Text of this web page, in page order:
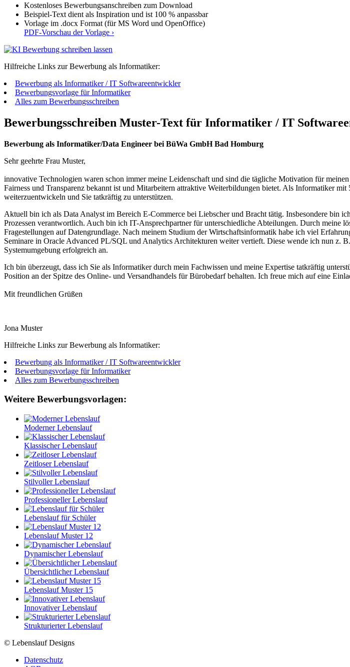
Kostenloses Bewerbungsanschreiben zum Download
Beispiel-Text dient als Inspiration und ist 100 % anpassbar
Vorlage im .docx Format (für MS Word und OpenOffice)
PDF-Vorschau der Vorlage ›
Hilfreiche Links zur Bewerbung als Informatiker:
Bewerbung als Informatiker / IT Softwareentwickler
Bewerbungsvorlage für Informatiker
Alles zum Bewerbungsschreiben
Bewerbungsschreiben Muster-Text für Informatiker / IT
Bewerbung als Informatiker/Data Engineer bei BüWa GmbH Bad Homburg
Sehr geehrte Frau Muster,
innovative Technologien waren schon immer meine Leidenschaft und sind die tägliche Motivation für
Fairness und Transparenz bekannt ist und Mitarbeitern attraktive Weiterbildungen bietet. Als Informatiker
weiterzuentwickeln und Sie tatkräftig zu unterstützen.
Aktuell bin ich als Data Analyst im Bereich E-Commerce bei Liebscher und Bracht tätig. Insbesondere bin
Prozessen verantwortlich. Auch bin ich IT-Ansprechpartner für unterschiedliche Abteilungen. Durch meine
Fragestellungen auf Datengrundlage. Nach meinem Studium der Wirtschaftsinformatik habe ich viel
Seminare in Oracle Advanced PL/SQL und Analytics Architekturen weiter vertieft. Diese wende ich nun
Systemumgebung erfolgreich an.
Ich bin überzeugt, dass ich Sie als Informatiker durch mein Fachwissen und meine Expertise tatkräftig
Position an der Spitze des Online- und Versandhandels für Bürobedarf behalten. Ich freue mich auf eine
Mit freundlichen Grüßen
Jona Muster
Hilfreiche Links zur Bewerbung als Informatiker:
Bewerbung als Informatiker / IT Softwareentwickler
Bewerbungsvorlage für Informatiker
Alles zum Bewerbungsschreiben
Weitere Bewerbungsvorlagen:
Moderner Lebenslauf
Klassischer Lebenslauf
Zeitloser Lebenslauf
Stilvoller Lebenslauf
Professioneller Lebenslauf
Lebenslauf für Schüler
Lebenslauf Muster 12
Dynamischer Lebenslauf
Übersichtlicher Lebenslauf
Lebenslauf Muster 15
Innovativer Lebenslauf
Strukturierter Lebenslauf
© Lebenslauf Designs
Datenschutz